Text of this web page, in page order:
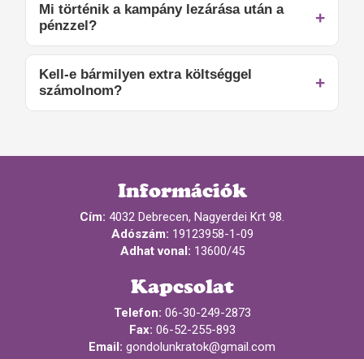
Mi történik a kampány lezárása után a
pénzzel?
Kell-e bármilyen extra költséggel
számolnom?
Információk
Cím: 4032 Debrecen, Nagyerdei Krt 98.
Adószám: 19123958-1-09
Adhat vonal: 13600/45
Kapcsolat
Telefon: 06-30-249-2873
Fax: 06-52-255-893
Email: gondolunkratok@gmail.com